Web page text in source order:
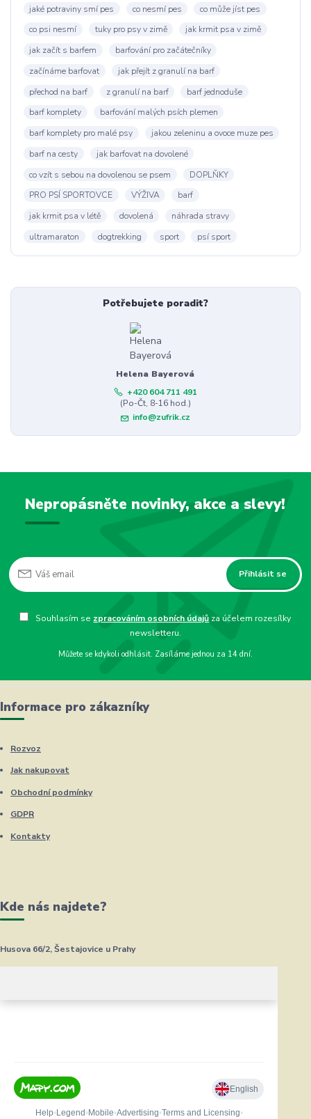
jaké potraviny smí pes
co nesmí pes
co může jíst pes
co psi nesmí
tuky pro psy v zimě
jak krmit psa v zimě
jak začít s barfem
barfování pro začátečníky
začínáme barfovat
jak přejít z granulí na barf
přechod na barf
z granulí na barf
barf jednoduše
barf komplety
barfování malých psích plemen
barf komplety pro malé psy
jakou zeleninu a ovoce muze pes
barf na cesty
jak barfovat na dovolené
co vzít s sebou na dovolenou se psem
DOPLŇKY
PRO PSÍ SPORTOVCE
VÝŽIVA
barf
jak krmit psa v létě
dovolená
náhrada stravy
ultramaraton
dogtrekking sport psí sport
Potřebujete poradit?
Helena Bayerová
+420 604 711 491
(Po-Čt, 8-16 hod.)
info@zufrik.cz
Nepropásněte novinky, akce a slevy!
Přihlásit se
Souhlasím se zpracováním osobních údajů za účelem rozesílky
newsletteru.
Můžete se kdykoli odhlásit. Zasíláme jednou za 14 dní.
Informace pro zákazníky
Rozvoz
Jak nakupovat
Obchodní podmínky
GDPR
Kontakty
Kde nás najdete?
Husova 66/2, Šestajovice u Prahy